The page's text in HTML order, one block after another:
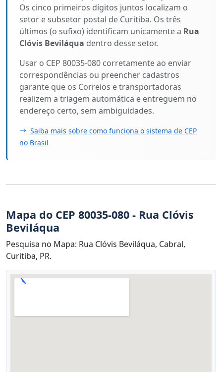
Os cinco primeiros dígitos juntos localizam o
setor e subsetor postal de Curitiba. Os três
últimos (o sufixo) identificam unicamente a Rua
Clóvis Beviláqua dentro desse setor.
Usar o CEP 80035-080 corretamente ao enviar
correspondências ou preencher cadastros
garante que os Correios e transportadoras
realizem a triagem automática e entreguem no
endereço certo, sem ambiguidades.
Saiba mais sobre como funciona o sistema de CEP
no Brasil
Mapa do CEP 80035-080 - Rua Clóvis
Beviláqua
Pesquisa no Mapa: Rua Clóvis Beviláqua, Cabral,
Curitiba, PR.